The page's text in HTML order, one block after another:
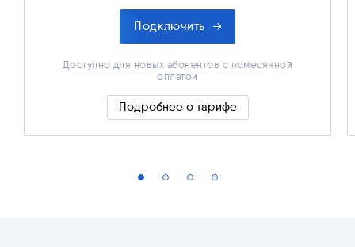
Подключить
Доступно для новых абонентов с помесячной
оплатой
Подробнее о тарифе
Тариф для одной камеры
Скрыть подробности